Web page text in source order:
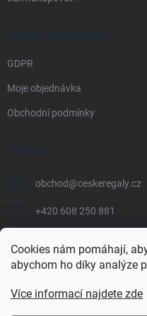
Cookies nám pomáhají,
abychom ho díky analýze
Více informací najdete zde
PRÁVNÍ INFORMACE
GDPR
Moje objednávka
Obchodní podmínky
KONTAKT
obchod@ceskeregaly.cz
+420 608 250 881